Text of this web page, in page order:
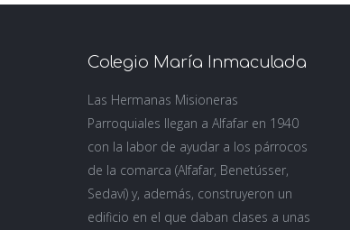
Colegio María Inmaculada
Las Hermanas Misioneras
Parroquiales llegan a Alfafar en 1940
con la labor de ayudar a los párrocos
de la comarca (Alfafar, Benetússer,
Sedaví) y, además, construyeron un
edificio en el que daban clases a unas